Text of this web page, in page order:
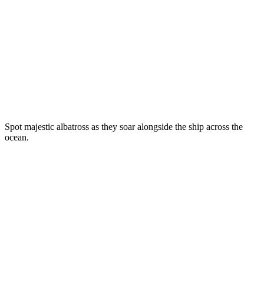
Spot majestic albatross as they soar alongside the ship across the
ocean.